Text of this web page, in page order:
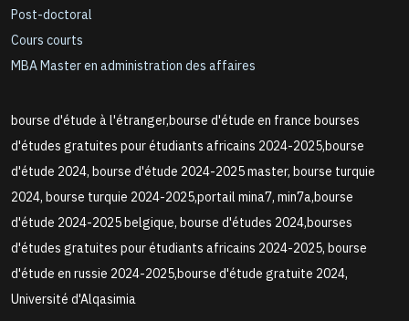
Post-doctoral
Cours courts
MBA Master en administration des affaires
bourse d'étude à l'étranger,bourse d'étude en france bourses
d'études gratuites pour étudiants africains 2024-2025,bourse
d'étude 2024, bourse d'étude 2024-2025 master, bourse turquie
2024, bourse turquie 2024-2025,portail mina7, min7a,bourse
d'étude 2024-2025 belgique, bourse d'études 2024,bourses
d'études gratuites pour étudiants africains 2024-2025, bourse
d'étude en russie 2024-2025,bourse d'étude gratuite 2024,
Université d'Alqasimia